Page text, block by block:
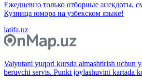
Ежедневно только отборные анекдоты,
Кузница юмора на узбекском языке!
latifa.uz
Valyutani yuqori kursda almashtirish uchun
beruvchi servis. Punkt joylashuvini kartada